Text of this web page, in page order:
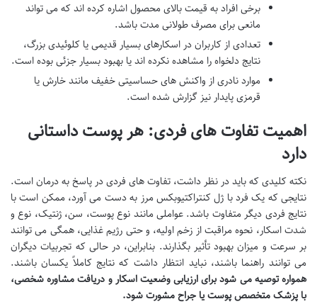
برخی افراد به قیمت بالای محصول اشاره کرده اند که می تواند
مانعی برای مصرف طولانی مدت باشد.
تعدادی از کاربران در اسکارهای بسیار قدیمی یا کلوئیدی بزرگ،
نتایج دلخواه را مشاهده نکرده اند یا بهبود بسیار جزئی بوده است.
موارد نادری از واکنش های حساسیتی خفیف مانند خارش یا
قرمزی پایدار نیز گزارش شده است.
اهمیت تفاوت های فردی: هر پوست داستانی
دارد
نکته کلیدی که باید در نظر داشت، تفاوت های فردی در پاسخ به درمان است.
نتایجی که یک فرد با ژل کنتراکتیوبکس مرز به دست می آورد، ممکن است با
نتایج فردی دیگر متفاوت باشد. عواملی مانند نوع پوست، سن، ژنتیک، نوع و
شدت اسکار، نحوه مراقبت از زخم اولیه، و حتی رژیم غذایی، همگی می توانند
بر سرعت و میزان بهبود تأثیر بگذارند. بنابراین، در حالی که تجربیات دیگران
می توانند راهنما باشند، نباید انتظار داشت که نتایج کاملاً یکسان باشند.
همواره توصیه می شود برای ارزیابی وضعیت اسکار و دریافت مشاوره شخصی،
با پزشک متخصص پوست یا جراح مشورت شود.